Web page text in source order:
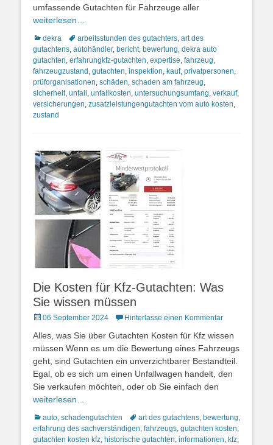
umfassende Gutachten für Fahrzeuge aller
weiterlesen…
Kategorien
dekra Schlagworte
arbeitsstunden des gutachters, art des
gutachtens, autohändler, bericht, bewertung, dekra auto
gutachten, erfahrungkfz-gutachten, expertise, fahrzeug,
fahrzeugzustand, gutachten, inspektion, kauf, privatpersonen,
prüforganisationen, schäden, schaden am fahrzeug,
sicherheit, unfall, unfallkosten, untersuchungsumfang, verkauf,
versicherungen, zusatzleistungengutachten vom auto kosten,
zustand
Die Kosten für Kfz-Gutachten: Was
Sie wissen müssen
Posted
06 September 2024 Hinterlasse einen Kommentar
Alles, was Sie über Gutachten Kosten für Kfz wissen
müssen Wenn es um die Bewertung eines Fahrzeugs
geht, sind Gutachten ein unverzichtbarer Bestandteil.
Egal, ob es sich um einen Unfallwagen handelt, den
Sie verkaufen möchten, oder ob Sie einfach den
weiterlesen…
Kategorien
auto, schadengutachten Schlagworte
art des gutachtens, bewertung,
erfahrung des sachverständigen, fahrzeugs, gutachten kosten,
gutachten kosten kfz, historische gutachten, informationen, kfz,